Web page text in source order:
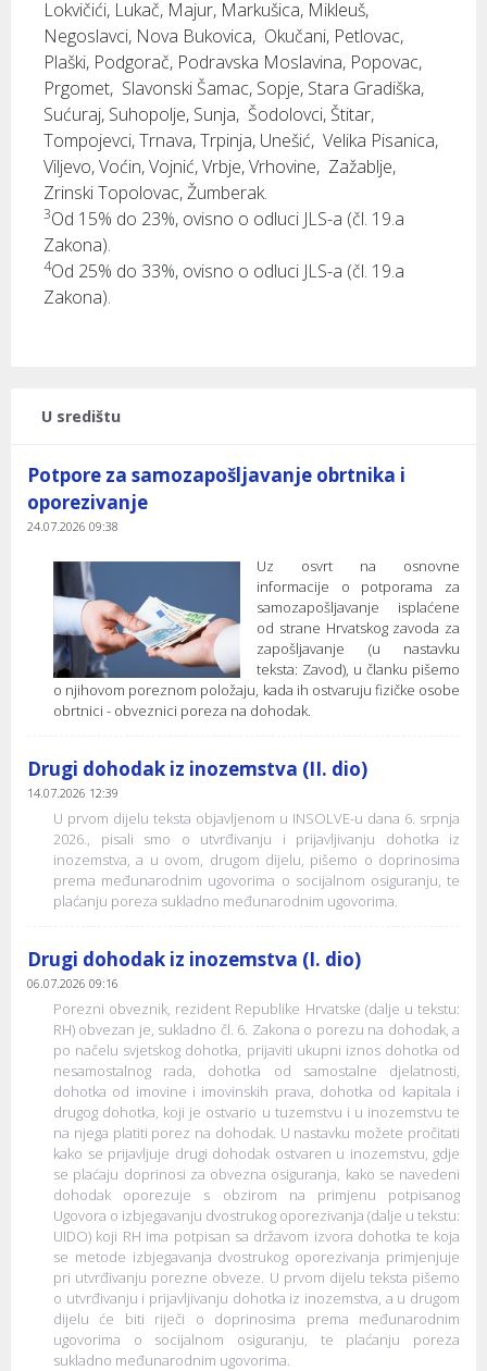
Lokvičići, Lukač, Majur, Markušica, Mikleuš,
Negoslavci, Nova Bukovica, Okučani, Petlovac,
Plaški, Podgorač, Podravska Moslavina, Popovac,
Prgomet, Slavonski Šamac, Sopje, Stara Gradiška,
Sućuraj, Suhopolje, Sunja, Šodolovci, Štitar,
Tompojevci, Trnava, Trpinja, Unešić, Velika Pisanica,
Viljevo, Voćin, Vojnić, Vrbje, Vrhovine, Zažablje,
Zrinski Topolovac, Žumberak.
3Od 15% do 23%, ovisno o odluci JLS-a (čl. 19.a
Zakona).
4Od 25% do 33%, ovisno o odluci JLS-a (čl. 19.a
Zakona).
U središtu
Potpore za samozapošljavanje obrtnika i
oporezivanje
24.07.2026 09:38
Uz osvrt na osnovne
informacije o potporama za
samozapošljavanje isplaćene
od strane Hrvatskog zavoda za
zapošljavanje (u nastavku
teksta: Zavod), u članku pišemo
o njihovom poreznom položaju, kada ih ostvaruju fizičke osobe
obrtnici - obveznici poreza na dohodak.
Drugi dohodak iz inozemstva (II. dio)
14.07.2026 12:39
U prvom dijelu teksta objavljenom u INSOLVE-u dana 6. srpnja
2026., pisali smo o utvrđivanju i prijavljivanju dohotka iz
inozemstva, a u ovom, drugom dijelu, pišemo o doprinosima
prema međunarodnim ugovorima o socijalnom osiguranju, te
plaćanju poreza sukladno međunarodnim ugovorima.
Drugi dohodak iz inozemstva (I. dio)
06.07.2026 09:16
Porezni obveznik, rezident Republike Hrvatske (dalje u tekstu:
RH) obvezan je, sukladno čl. 6. Zakona o porezu na dohodak, a
po načelu svjetskog dohotka, prijaviti ukupni iznos dohotka od
nesamostalnog rada, dohotka od samostalne djelatnosti,
dohotka od imovine i imovinskih prava, dohotka od kapitala i
drugog dohotka, koji je ostvario u tuzemstvu i u inozemstvu te
na njega platiti porez na dohodak. U nastavku možete pročitati
kako se prijavljuje drugi dohodak ostvaren u inozemstvu, gdje
se plaćaju doprinosi za obvezna osiguranja, kako se navedeni
dohodak oporezuje s obzirom na primjenu potpisanog
Ugovora o izbjegavanju dvostrukog oporezivanja (dalje u tekstu:
UIDO) koji RH ima potpisan sa državom izvora dohotka te koja
se metode izbjegavanja dvostrukog oporezivanja primjenjuje
pri utvrđivanju porezne obveze. U prvom dijelu teksta pišemo
o utvrđivanju i prijavljivanju dohotka iz inozemstva, a u drugom
dijelu će biti riječi o doprinosima prema međunarodnim
ugovorima o socijalnom osiguranju, te plaćanju poreza
sukladno međunarodnim ugovorima.